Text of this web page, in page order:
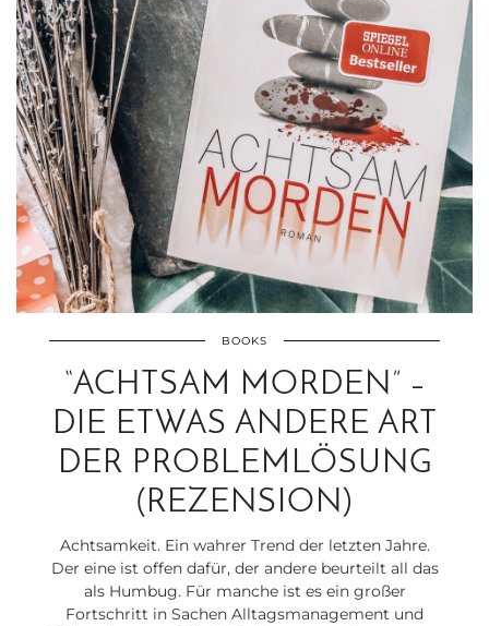
BOOKS
“ACHTSAM MORDEN” –
DIE ETWAS ANDERE ART
DER PROBLEMLÖSUNG
(REZENSION)
Achtsamkeit. Ein wahrer Trend der letzten Jahre.
Der eine ist offen dafür, der andere beurteilt all das
als Humbug. Für manche ist es ein großer
Fortschritt in Sachen Alltagsmanagement und